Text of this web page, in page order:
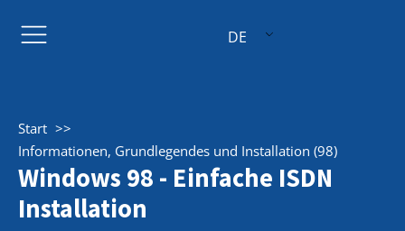
DE
Start
Informationen, Grundlegendes und Installation (98)
Windows 98 - Einfache ISDN
Installation